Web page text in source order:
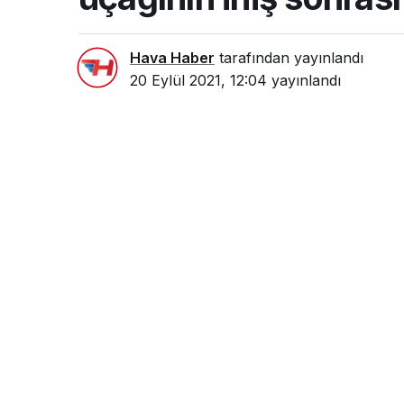
Hava Haber tarafından yayınlandı
20 Eylül 2021, 12:04 yayınlandı